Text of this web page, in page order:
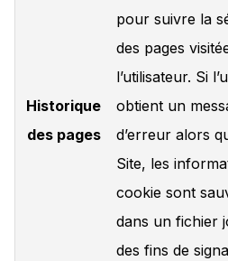
Historique
des pages
pour suivre la
des pages
l’utilisateur. Si
obtient un
d’erreur alors
Site, les
cookie sont
dans un fichier
des fins de